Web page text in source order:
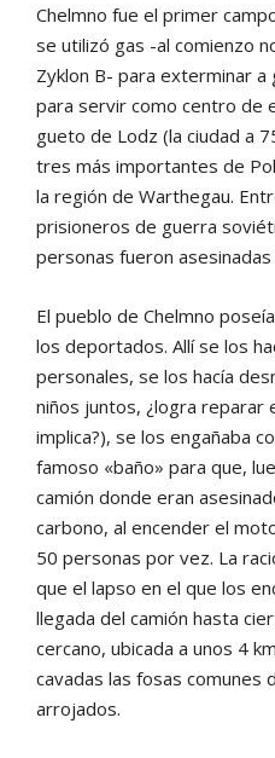
Chelmno fue el primer
se utilizó gas -al comienzo
Zyklon B- para exterminar a
para servir como centro de
gueto de Lodz (la ciudad a
tres más importantes de
la región de Warthegau.
prisioneros de guerra
personas fueron asesinadas
El pueblo de Chelmno
los deportados. Allí se los
personales, se los hacía
niños juntos, ¿logra reparar
implica?), se los engañaba
famoso «baño» para que,
camión donde eran
carbono, al encender el
50 personas por vez. La
que el lapso en el que los
llegada del camión hasta
cercano, ubicada a unos 4
cavadas las fosas comunes
arrojados.